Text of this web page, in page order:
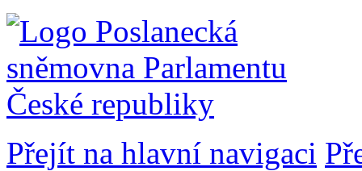
Přejít na hlavní navigaci